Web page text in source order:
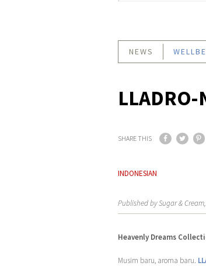
NEWS
SHARE THIS
INDONESIAN
Published by Sugar & Cream,
Heavenly Dreams
Musim baru, aroma baru.